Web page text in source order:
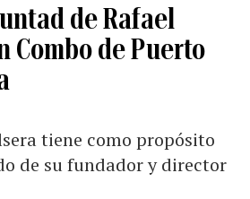
de Rafael
Combo de Puerto
tiene como propósito
de su fundador y director